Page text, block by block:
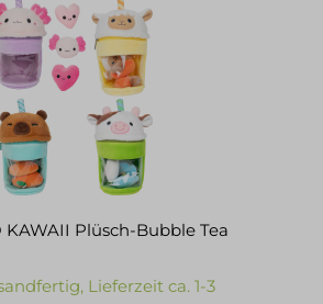
KAWAII Plüsch-Bubble Tea
Lieferzeit ca. 1-3